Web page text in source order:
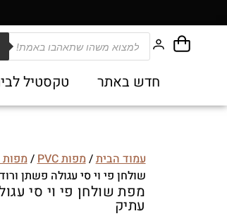
חדש באתר
טקסטיל
עמוד הבית/מפות PVC /מפות
שולחן פי וי סי עגולה פשתן
מפת שולחן פי וי סי
עתיק